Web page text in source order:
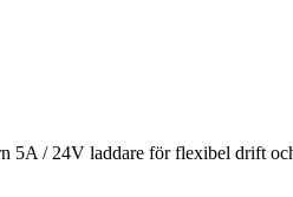
5A / 24V laddare för flexibel drift